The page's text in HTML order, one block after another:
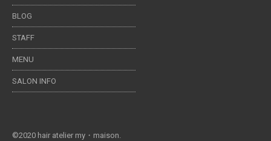
BLOG
STAFF
MENU
SALON INFO
©2020 hair atelier my・maison.